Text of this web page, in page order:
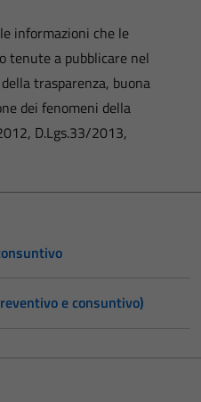
informazioni che le
tenute a pubblicare nel
trasparenza, buona
dei fenomeni della
D.Lgs.33/2013,
e consuntivo)